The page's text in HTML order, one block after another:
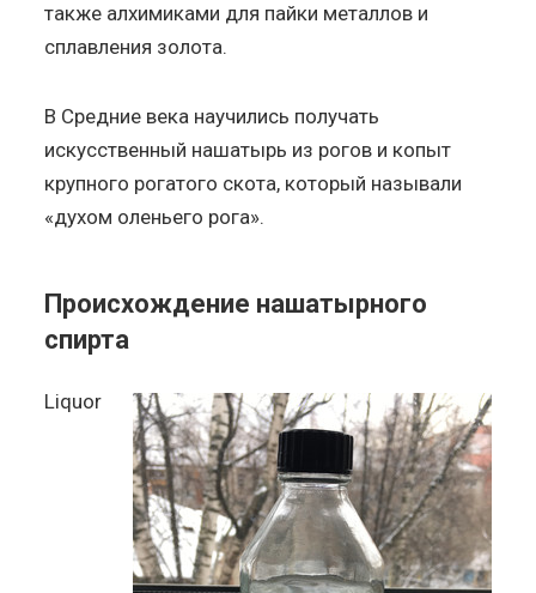
также алхимиками для пайки металлов и
сплавления золота.
В Средние века научились получать
искусственный нашатырь из рогов и копыт
крупного рогатого скота, который называли
«духом оленьего рога».
Происхождение нашатырного
спирта
Liquor